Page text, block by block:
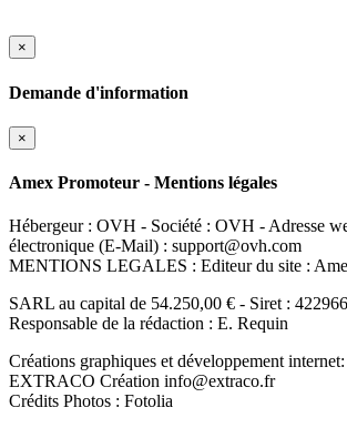
×
Demande d'information
×
Amex Promoteur - Mentions légales
Hébergeur : OVH - Société : OVH - Adresse
électronique (E-Mail) : support@ovh.com
MENTIONS LEGALES : Editeur du site :
SARL au capital de 54.250,00 € - Siret :
Responsable de la rédaction : E. Requin
Créations graphiques et développement internet:
EXTRACO Création info@extraco.fr
Crédits Photos : Fotolia